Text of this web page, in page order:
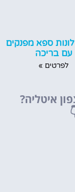
ספא מפנקים
עם בריכה
לפרטים »
איטליה?